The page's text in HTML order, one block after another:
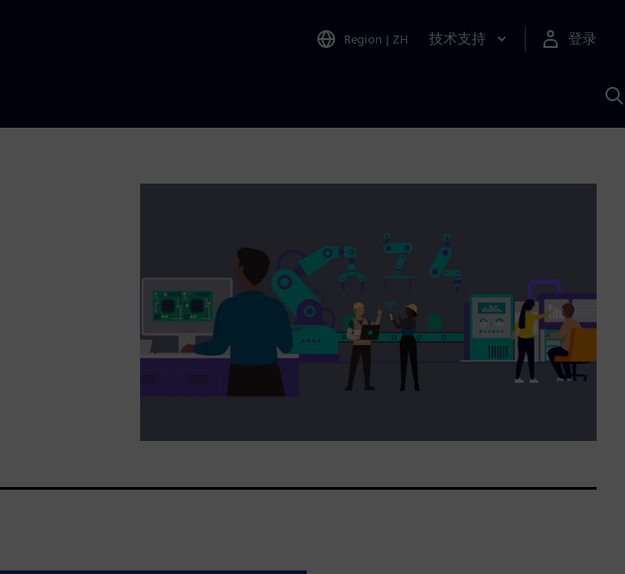
Region | ZH 技术支持 登录